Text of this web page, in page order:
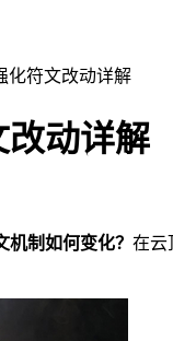
化符文改动详解
改动详解
制如何变化？ 在云